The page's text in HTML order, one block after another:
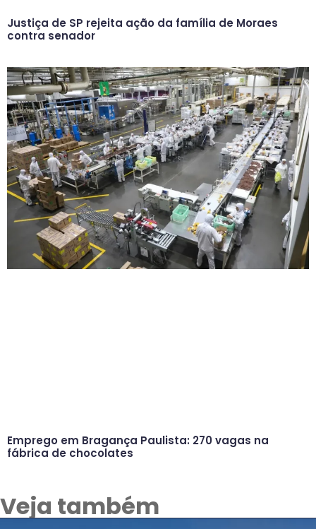
Justiça de SP rejeita ação da família de Moraes
contra senador
Emprego em Bragança Paulista: 270 vagas na
fábrica de chocolates
Veja também